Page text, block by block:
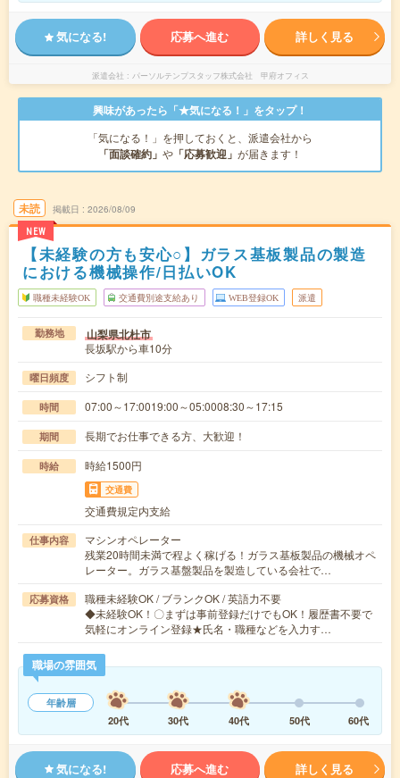
気になる! 応募へ進む 詳しく見る
派遣会社 パーソルテンプスタッフ株式会社 甲府オフィス
興味があったら「★気になる！」をタップ！
「気になる！」を押しておくと、派遣会社から
「面談確約」 や 「応募歓迎」 が届きます！
未読
NEW
掲載日 2026/08/09
【未経験の方も安心○】ガラス基板製品の製造
における機械操作/日払いOK
職種未経験OK 交通費別途支給あり WEB登録OK 派遣
勤務地 山梨県北杜市
長坂駅から車10分
曜日頻度 シフト制
時間 07:00～17:0019:00～05:0008:30～17:15
期間 長期でお仕事できる方、大歓迎！
時給 時給1500円
交通費
交通費規定内支給
仕事内容
マシンオペレーター
残業20時間未満で程よく稼げる！ガラス基板製品の機械オペ
レーター。ガラス基盤製品を製造している会社で…
応募資格
職種未経験OK / ブランクOK / 英語力不要
◆未経験OK！〇まずは事前登録だけでもOK！履歴書不要で
気軽にオンライン登録★氏名・職種などを入力す…
職場の雰囲気
年齢層
20代
30代 40代 50代 60代
気になる! 応募へ進む 詳しく見る